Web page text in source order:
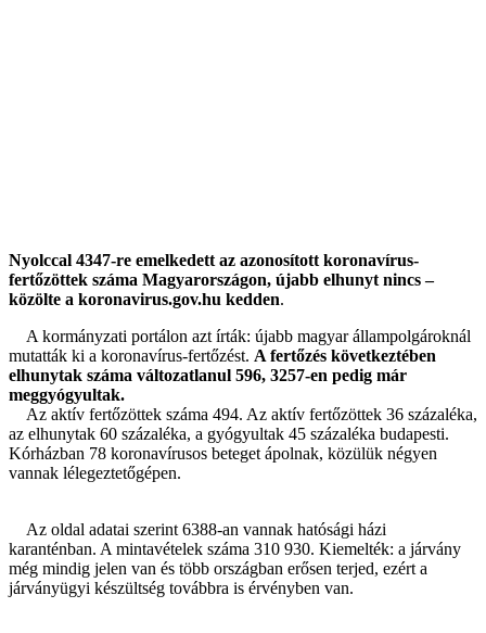
Nyolccal 4347-re emelkedett az azonosított koronavírus-
fertőzöttek száma Magyarországon, újabb elhunyt nincs –
közölte a koronavirus.gov.hu kedden.
A kormányzati portálon azt írták: újabb magyar állampolgároknál
mutatták ki a koronavírus-fertőzést. A fertőzés következtében
elhunytak száma változatlanul 596, 3257-en pedig már
meggyógyultak.
Az aktív fertőzöttek száma 494. Az aktív fertőzöttek 36 százaléka,
az elhunytak 60 százaléka, a gyógyultak 45 százaléka budapesti.
Kórházban 78 koronavírusos beteget ápolnak, közülük négyen
vannak lélegeztetőgépen.
Az oldal adatai szerint 6388-an vannak hatósági házi
karanténban. A mintavételek száma 310 930. Kiemelték: a járvány
még mindig jelen van és több országban erősen terjed, ezért a
járványügyi készültség továbbra is érvényben van.